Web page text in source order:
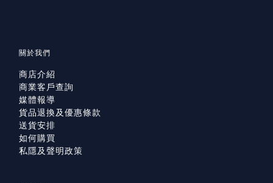
關於我們
商店介紹
商業客戶查詢
媒體報導
貨品退換及優惠條款
送貨安排
如何購買
私隱及聲明政策